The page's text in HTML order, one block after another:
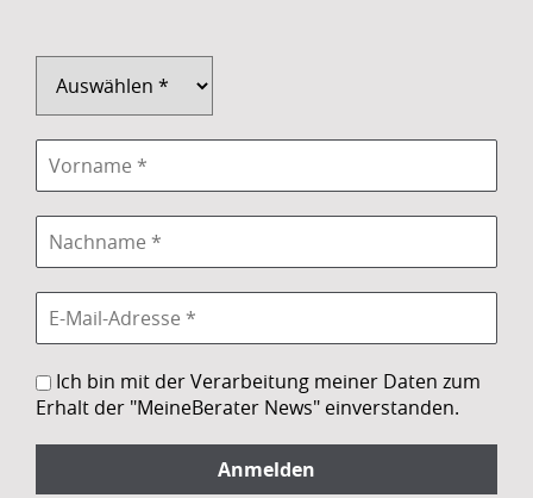
Ich bin mit der Verarbeitung meiner Daten zum
Erhalt der "MeineBerater News" einverstanden.